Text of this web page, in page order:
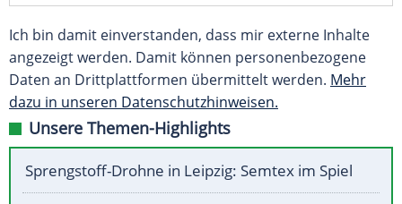
Ich bin damit einverstanden, dass mir externe Inhalte
angezeigt werden. Damit können personenbezogene
Daten an Drittplattformen übermittelt werden. Mehr
dazu in unseren Datenschutzhinweisen.
Unsere Themen-Highlights
Sprengstoff-Drohne in Leipzig: Semtex im Spiel